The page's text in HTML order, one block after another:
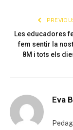
Les educadores
fem sentir la
8M i tots els
Eva